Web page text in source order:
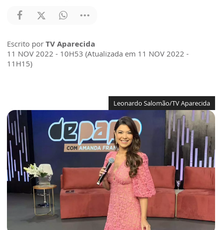
Escrito por TV Aparecida
11 NOV 2022 - 10H53 (Atualizada em 11 NOV 2022 -
11H15)
Leonardo Salomão/TV Aparecida